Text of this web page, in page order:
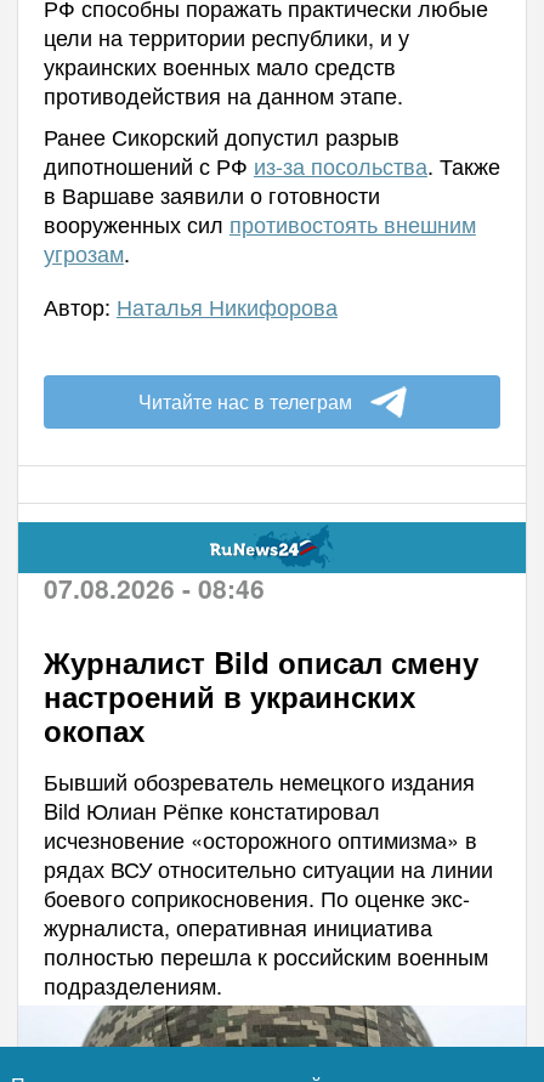
РФ способны поражать практически любые
цели на территории республики, и у
украинских военных мало средств
противодействия на данном этапе.
Ранее Сикорский допустил разрыв
дипотношений с РФ из-за посольства. Также
в Варшаве заявили о готовности
вооруженных сил противостоять внешним
угрозам.
Автор: Наталья Никифорова
Читайте нас в телеграм
07.08.2026 - 08:46
Журналист Bild описал смену
настроений в украинских
окопах
Бывший обозреватель немецкого издания
Bild Юлиан Рёпке констатировал
исчезновение «осторожного оптимизма» в
рядах ВСУ относительно ситуации на линии
боевого соприкосновения. По оценке экс-
журналиста, оперативная инициатива
полностью перешла к российским военным
подразделениям.